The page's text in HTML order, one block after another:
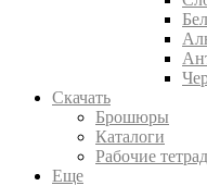
Скачать
Брошюры
Каталоги
Рабочие
Еще